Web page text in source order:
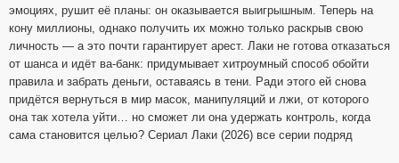
эмоциях, рушит её планы: он оказывается выигрышным. Теперь на
кону миллионы, однако получить их можно только раскрыв свою
личность — а это почти гарантирует арест. Лаки не готова отказаться
от шанса и идёт ва-банк: придумывает хитроумный способ обойти
правила и забрать деньги, оставаясь в тени. Ради этого ей снова
придётся вернуться в мир масок, манипуляций и лжи, от которого
она так хотела уйти… но сможет ли она удержать контроль, когда
сама становится целью? Сериал Лаки (2026) все серии подряд